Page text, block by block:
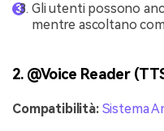
Gli utenti possono
mentre ascoltano
2. @Voice Reader
Compatibilità: Sistema